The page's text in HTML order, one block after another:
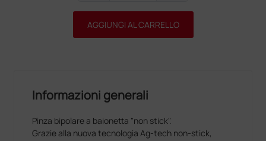
AGGIUNGI AL CARRELLO
Informazioni generali
Pinza bipolare a baionetta "non stick".
Grazie alla nuova tecnologia Ag-tech non-stick,